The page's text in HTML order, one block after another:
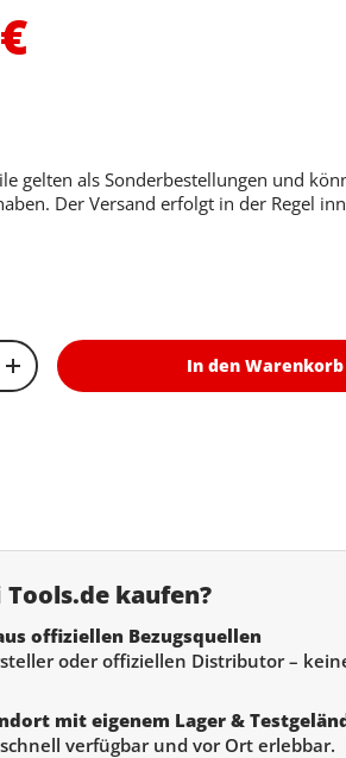
Preis
gelten als Sonderbestellungen und
Der Versand erfolgt in der Regel
Menge erhöhen In den Warenkorb
kaufen?
offiziellen Bezugsquellen
oder offiziellen Distributor –
mit eigenem Lager &
verfügbar und vor Ort erlebbar.